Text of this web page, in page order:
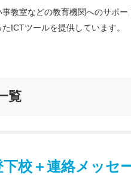
教室などの教育機関へのサポー
ICTツールを提供しています。
覧
下校＋連絡メッセ